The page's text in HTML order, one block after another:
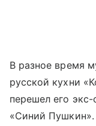
В разное время
русской кухни
перешел его
«Синий